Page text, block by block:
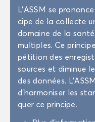
L’ASSM se
cipe de la col­lecte
do­maine de la
mul­tiples. Ce
pé­ti­tion des
sources et di­mi­nue
des don­nées.
d’har­mo­ni­ser les
quer ce prin­cipe.